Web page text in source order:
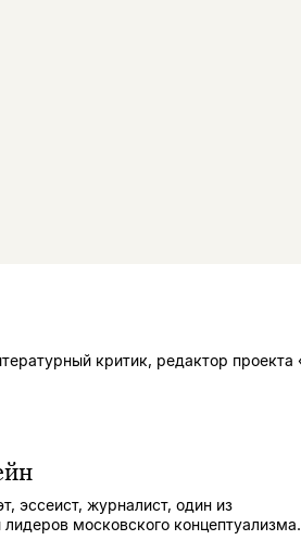
критик, редактор проекта
эссеист, журналист, один из
московского концептуализма.